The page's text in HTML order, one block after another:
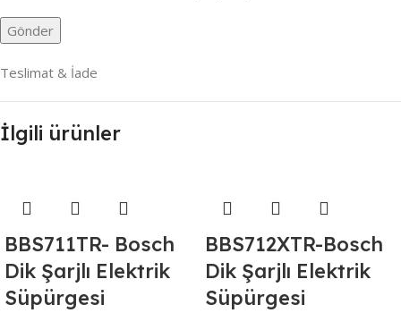
Teslimat & İade
İlgili ürünler
BBS711TR- Bosch
Dik Şarjlı Elektrik
Süpürgesi
BBS712XTR-Bosch
Dik Şarjlı Elektrik
Süpürgesi